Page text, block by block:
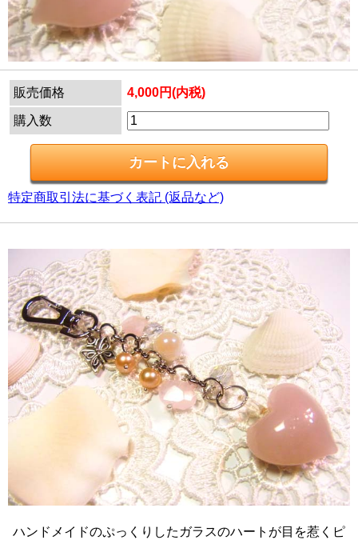
販売価格 4,000円(内税)
購入数
特定商取引法に基づく表記 (返品など)
ハンドメイドのぷっくりしたガラスのハートが目を惹くピ